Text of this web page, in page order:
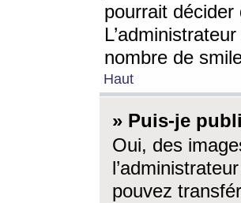
pourrait décider
nombre de
Haut
» Puis-je
Oui, des
pouvez